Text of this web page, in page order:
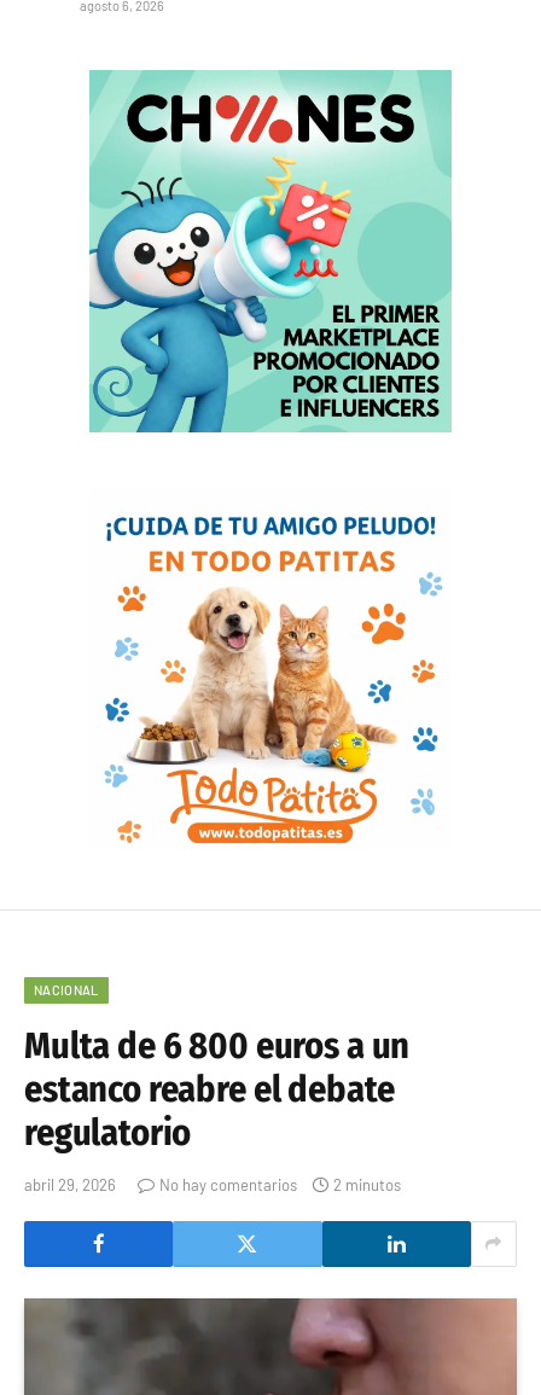
agosto 6, 2026
NACIONAL
Multa de 6 800 euros a un
estanco reabre el debate
regulatorio
abril 29, 2026 No hay comentarios 2 minutos